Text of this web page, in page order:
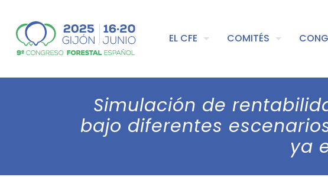
EL CFE COMITÉS
Simulación de
bajo diferentes
ya